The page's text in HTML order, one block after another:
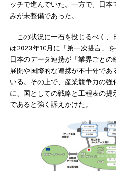
ッチで進んでいた。一方で、日本
みが未整備であった。
この状況に一石を投じるべく、
は2023年10月に「第一次提言」
日本のデータ連携が「業界ごと
展開や国際的な連携が不十分で
いる。その上で、産業競争力の
に、国としての戦略と工程表の
であると強く訴えかけた。